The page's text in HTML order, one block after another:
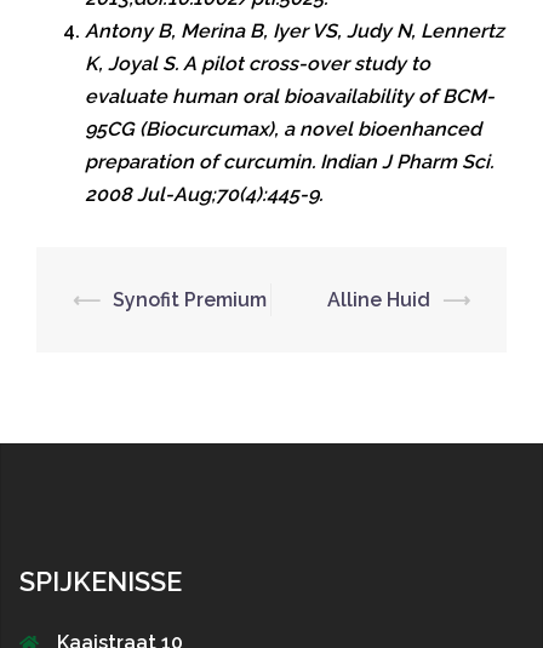
Antony B, Merina B, Iyer VS, Judy N, Lennertz
K, Joyal S. A pilot cross-over study to
evaluate human oral bioavailability of BCM-
95CG (Biocurcumax), a novel bioenhanced
preparation of curcumin. Indian J Pharm Sci.
2008 Jul-Aug;70(4):445-9.
Berichtnavigatie
⟵ Synofit Premium Alline Huid ⟶
SPIJKENISSE
Kaaistraat 10